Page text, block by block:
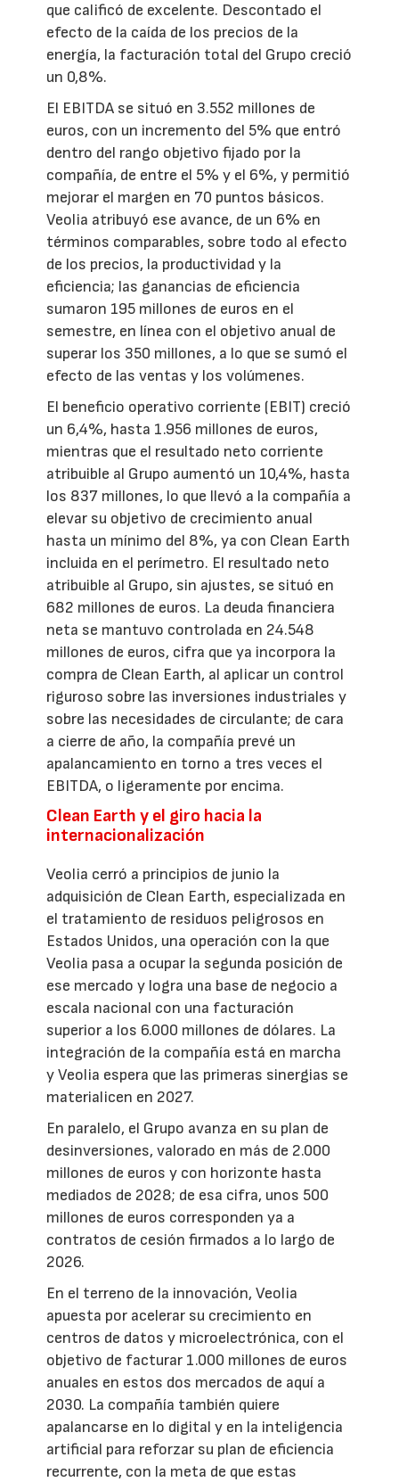
que calificó de excelente. Descontado el
efecto de la caída de los precios de la
energía, la facturación total del Grupo creció
un 0,8%.
El EBITDA se situó en 3.552 millones de
euros, con un incremento del 5% que entró
dentro del rango objetivo fijado por la
compañía, de entre el 5% y el 6%, y permitió
mejorar el margen en 70 puntos básicos.
Veolia atribuyó ese avance, de un 6% en
términos comparables, sobre todo al efecto
de los precios, la productividad y la
eficiencia; las ganancias de eficiencia
sumaron 195 millones de euros en el
semestre, en línea con el objetivo anual de
superar los 350 millones, a lo que se sumó el
efecto de las ventas y los volúmenes.
El beneficio operativo corriente (EBIT) creció
un 6,4%, hasta 1.956 millones de euros,
mientras que el resultado neto corriente
atribuible al Grupo aumentó un 10,4%, hasta
los 837 millones, lo que llevó a la compañía a
elevar su objetivo de crecimiento anual
hasta un mínimo del 8%, ya con Clean Earth
incluida en el perímetro. El resultado neto
atribuible al Grupo, sin ajustes, se situó en
682 millones de euros. La deuda financiera
neta se mantuvo controlada en 24.548
millones de euros, cifra que ya incorpora la
compra de Clean Earth, al aplicar un control
riguroso sobre las inversiones industriales y
sobre las necesidades de circulante; de cara
a cierre de año, la compañía prevé un
apalancamiento en torno a tres veces el
EBITDA, o ligeramente por encima.
Clean Earth y el giro hacia la
internacionalización
Veolia cerró a principios de junio la
adquisición de Clean Earth, especializada en
el tratamiento de residuos peligrosos en
Estados Unidos, una operación con la que
Veolia pasa a ocupar la segunda posición de
ese mercado y logra una base de negocio a
escala nacional con una facturación
superior a los 6.000 millones de dólares. La
integración de la compañía está en marcha
y Veolia espera que las primeras sinergias se
materialicen en 2027.
En paralelo, el Grupo avanza en su plan de
desinversiones, valorado en más de 2.000
millones de euros y con horizonte hasta
mediados de 2028; de esa cifra, unos 500
millones de euros corresponden ya a
contratos de cesión firmados a lo largo de
2026.
En el terreno de la innovación, Veolia
apuesta por acelerar su crecimiento en
centros de datos y microelectrónica, con el
objetivo de facturar 1.000 millones de euros
anuales en estos dos mercados de aquí a
2030. La compañía también quiere
apalancarse en lo digital y en la inteligencia
artificial para reforzar su plan de eficiencia
recurrente, con la meta de que estas